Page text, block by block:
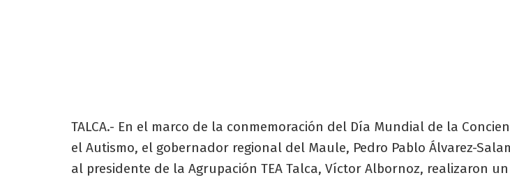
TALCA.- En el marco de la conmemoración del Día Mundial de la
el Autismo, el gobernador regional del Maule, Pedro Pablo Álvarez-
al presidente de la Agrupación TEA Talca, Víctor Albornoz, realizaron